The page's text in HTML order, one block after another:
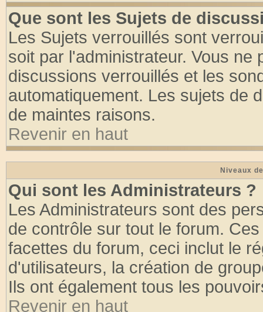
Que sont les Sujets de
Les Sujets verrouillés sont
soit par l'administrateur. Vous
discussions verrouillés et les
automatiquement. Les sujets de
de maintes raisons.
Revenir en haut
Niveaux
Qui sont les Administrateurs ?
Les Administrateurs sont des
de contrôle sur tout le forum.
facettes du forum, ceci inclut le
d'utilisateurs, la création de
Ils ont également tous les
Revenir en haut